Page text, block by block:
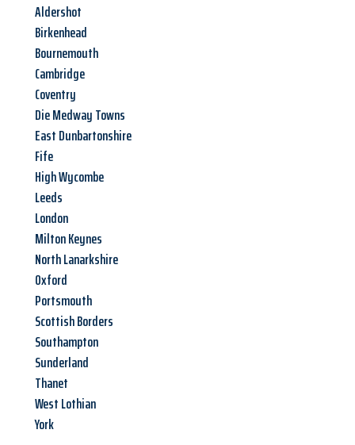
Aldershot
Birkenhead
Bournemouth
Cambridge
Coventry
Die Medway Towns
East Dunbartonshire
Fife
High Wycombe
Leeds
London
Milton Keynes
North Lanarkshire
Oxford
Portsmouth
Scottish Borders
Southampton
Sunderland
Thanet
West Lothian
York